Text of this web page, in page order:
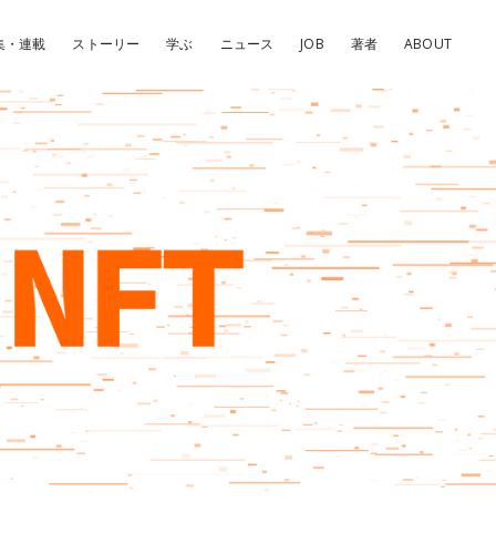
・連載 ストーリー 学ぶ ニュース JOB 著者 ABOUT